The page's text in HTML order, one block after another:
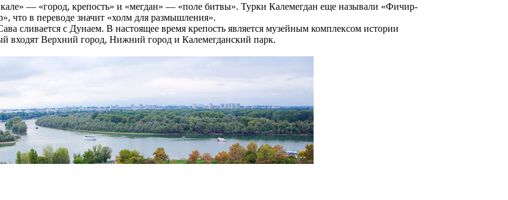
— «город, крепость» и «мегдан» — «поле битвы». Турки Калемегдан еще называли «Фичир-
что в переводе значит «холм для размышления».
сливается с Дунаем. В настоящее время крепость является музейным комплексом истории
входят Верхний город, Нижний город и Калемегданский парк.